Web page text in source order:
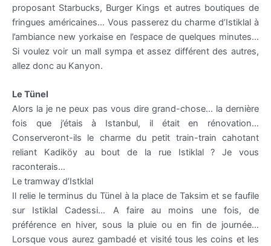
proposant Starbucks, Burger Kings et autres boutiques de
fringues américaines… Vous passerez du charme d’Istiklal à
l’ambiance new yorkaise en l’espace de quelques minutes…
Si voulez voir un mall sympa et assez différent des autres,
allez donc au Kanyon.
Le Tünel
Alors la je ne peux pas vous dire grand-chose… la dernière
fois que j’étais à Istanbul, il était en rénovation…
Conserveront-ils le charme du petit train-train cahotant
reliant Kadiköyau bout de la rue Istiklal? Je vous
raconterais…
Le tramway d’Istklal
Il relie le terminus du Tünelà la place de Taksim et se faufile
sur Istiklal Cadessi… A faire au moins une fois, de
préférence en hiver, sous la pluie ou en fin de journée…
Lorsque vous aurez gambadé et visité tous les coins et les